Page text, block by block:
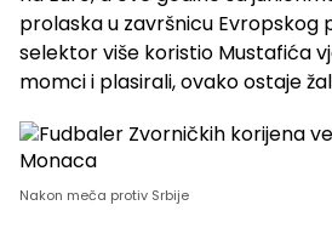
prolaska u završnicu Evropskog
selektor više koristio Mustafića
momci i plasirali, ovako ostaje
Nakon meča protiv Srbije